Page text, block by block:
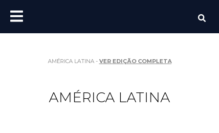
AMÉRICA LATINA - VER EDIÇÃO COMPLETA
AMÉRICA LATINA